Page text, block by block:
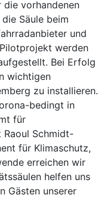
die vorhandenen
Säule beim
und
werden
Bei Erfolg
wichtigen
zu installieren.
bedingt in
für
Raoul Schmidt-
für Klimaschutz,
erreichen wir
helfen uns
Gästen unserer